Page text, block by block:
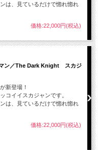
は、見ているだけで惚れ惚れ
価格:22,000円(税込)
ン／The Dark Knight スカジ
新登場！
コイイスカジャンです。
は、見ているだけで惚れ惚れ
価格:22,000円(税込)